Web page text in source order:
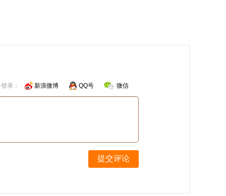
录： 新浪微博 QQ号 微信
提交评论